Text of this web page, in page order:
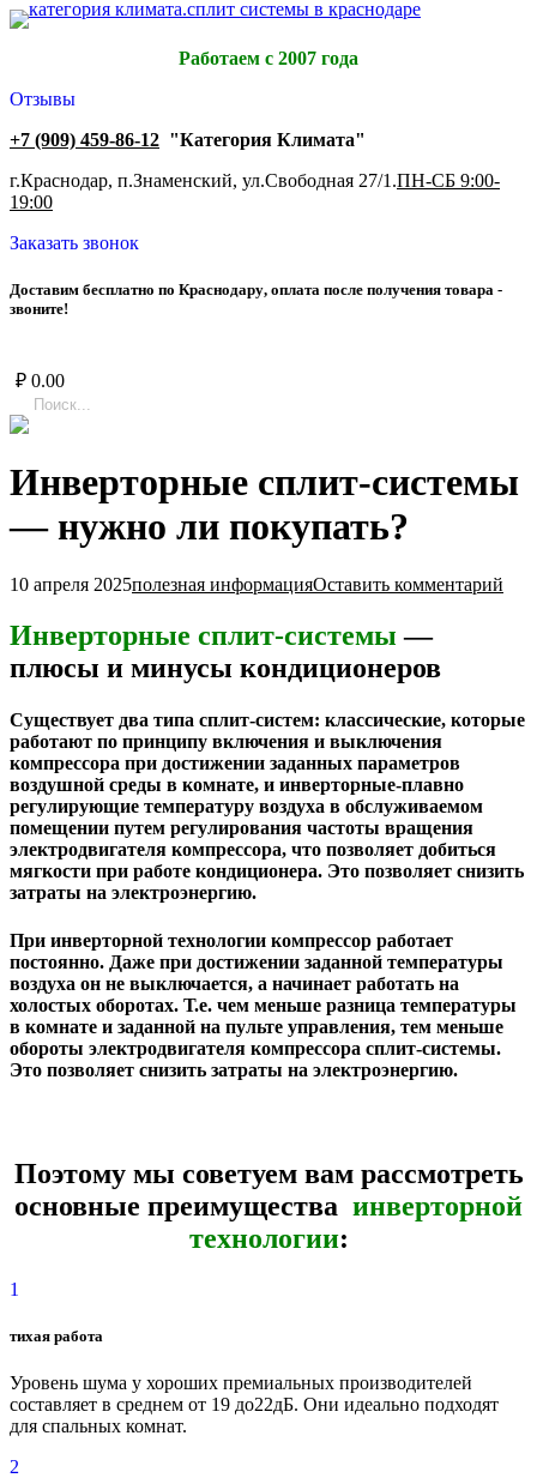
Работаем с 2007 года
Отзывы
+7 (909) 459-86-12 "Категория Климата"
г.Краснодар, п.Знаменский, ул.Свободная 27/1.ПН-СБ 9:00-
19:00
Заказать звонок
Доставим бесплатно по Краснодару, оплата после получения товара -
звоните!
₽ 0.00
Инверторные сплит-системы
— нужно ли покупать?
10 апреля 2025полезная информацияОставить комментарий
Инверторные сплит-системы —
плюсы и минусы кондиционеров
Существует два типа сплит-систем: классические, которые
работают по принципу включения и выключения
компрессора при достижении заданных параметров
воздушной среды в комнате, и инверторные-плавно
регулирующие температуру воздуха в обслуживаемом
помещении путем регулирования частоты вращения
электродвигателя компрессора, что позволяет добиться
мягкости при работе кондиционера. Это позволяет снизить
затраты на электроэнергию.
При инверторной технологии компрессор работает
постоянно. Даже при достижении заданной температуры
воздуха он не выключается, а начинает работать на
холостых оборотах. Т.е. чем меньше разница температуры
в комнате и заданной на пульте управления, тем меньше
обороты электродвигателя компрессора сплит-системы.
Это позволяет снизить затраты на электроэнергию.
Поэтому мы советуем вам рассмотреть
основные преимущества инверторной
технологии:
1
тихая работа
Уровень шума у хороших премиальных производителей
составляет в среднем от 19 до22дБ. Они идеально подходят
для спальных комнат.
2